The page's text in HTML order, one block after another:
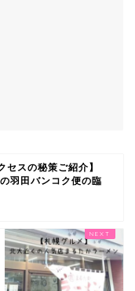
セスの秘策ご紹介】
羽田バンコク便の臨